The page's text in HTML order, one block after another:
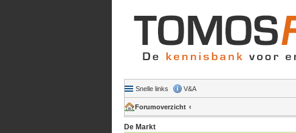
Snelle links V&A
Forumoverzicht
De Markt